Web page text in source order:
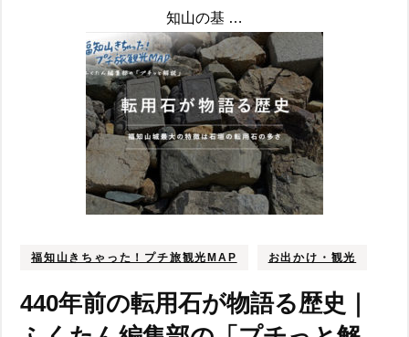
知山の基 …
福知山きちゃった！プチ旅観光MAP お出かけ・観光
440年前の転用石が物語る歴史｜